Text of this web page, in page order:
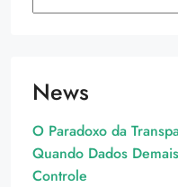
News
O Paradoxo da
Quando Dados
Controle